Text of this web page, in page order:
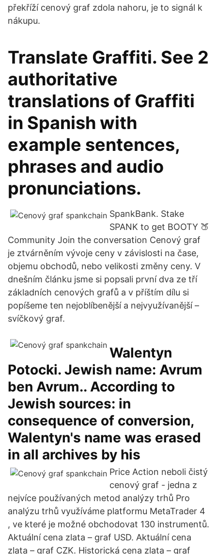
překříží cenový graf zdola nahoru, je to signál k
nákupu.
Translate Graffiti. See 2
authoritative
translations of Graffiti
in Spanish with
example sentences,
phrases and audio
pronunciations.
SpankBank. Stake
SPANK to get BOOTY 🍑
Community Join the conversation Cenový graf
je ztvárněním vývoje ceny v závislosti na čase,
objemu obchodů, nebo velikosti změny ceny. V
dnešním článku jsme si popsali první dva ze tří
základních cenových grafů a v příštím dílu si
popíšeme ten nejoblíbenější a nejvyužívanější –
svíčkový graf.
Walentyn
Potocki. Jewish name: Avrum
ben Avrum.. According to
Jewish sources: in
consequence of conversion,
Walentyn's name was erased
in all archives by his
Price Action neboli čistý
cenový graf - jedna z
nejvíce používaných metod analýzy trhů Pro
analýzu trhů využíváme platformu MetaTrader 4
, ve které je možné obchodovat 130 instrumentů.
Aktuální cena zlata – graf USD. Aktuální cena
zlata – graf CZK. Historická cena zlata – graf